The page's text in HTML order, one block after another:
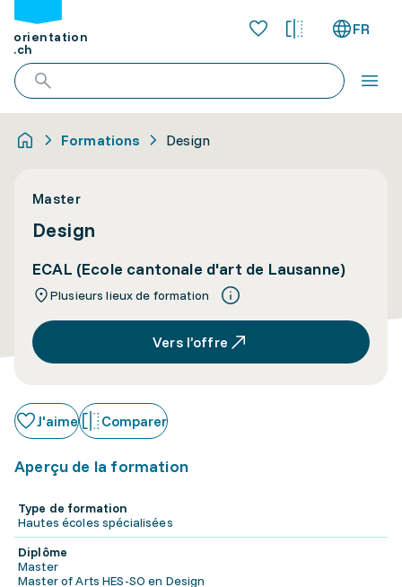
orientation
.ch
FR
Formations Design
Master
Design
ECAL (Ecole cantonale d'art de Lausanne)
Plusieurs lieux de formation
Vers l’offre
J'aime Comparer
Aperçu de la formation
Type de formation
Hautes écoles spécialisées
Diplôme
Master
Master of Arts HES-SO en Design